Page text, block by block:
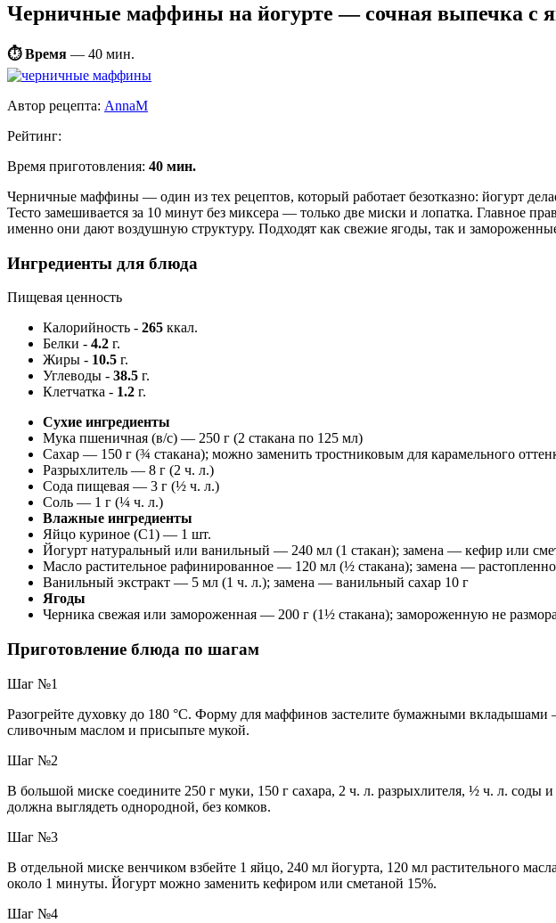
Черничные маффины на йогурте — сочная выпечка с
⏱ Время — 40 мин.
Автор рецепта: AnnaM
Рейтинг:
Время приготовления: 40 мин.
Черничные маффины — один из тех рецептов, который работает безотказно: йогурт
Тесто замешивается за 10 минут без миксера — только две миски и лопатка. Главное
именно они дают воздушную структуру. Подходят как свежие ягоды, так и
Ингредиенты для блюда
Пищевая ценность
Калорийность - 265 ккал.
Белки - 4.2 г.
Жиры - 10.5 г.
Углеводы - 38.5 г.
Клетчатка - 1.2 г.
Сухие ингредиенты
Мука пшеничная (в/с) — 250 г (2 стакана по 125 мл)
Сахар — 150 г (¾ стакана); можно заменить тростниковым для карамельного
Разрыхлитель — 8 г (2 ч. л.)
Сода пищевая — 3 г (½ ч. л.)
Соль — 1 г (¼ ч. л.)
Влажные ингредиенты
Яйцо куриное (С1) — 1 шт.
Йогурт натуральный или ванильный — 240 мл (1 стакан); замена — кефир или
Масло растительное рафинированное — 120 мл (½ стакана); замена —
Ванильный экстракт — 5 мл (1 ч. л.); замена — ванильный сахар 10 г
Ягоды
Черника свежая или замороженная — 200 г (1½ стакана); замороженную не
Приготовление блюда по шагам
Шаг №1
Разогрейте духовку до 180 °C. Форму для маффинов застелите бумажными
сливочным маслом и присыпьте мукой.
Шаг №2
В большой миске соедините 250 г муки, 150 г сахара, 2 ч. л. разрыхлителя, ½ ч. л.
должна выглядеть однородной, без комков.
Шаг №3
В отдельной миске венчиком взбейте 1 яйцо, 240 мл йогурта, 120 мл растительного
около 1 минуты. Йогурт можно заменить кефиром или сметаной 15%.
Шаг №4